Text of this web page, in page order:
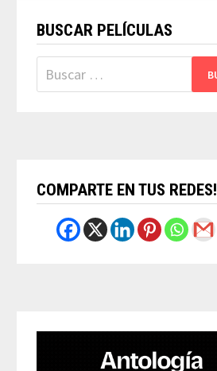
BUSCAR PELÍCULAS
Buscar:
COMPARTE EN TUS REDES!